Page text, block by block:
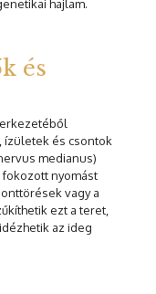
hajlam.
és
ízületek és csontok
medianus)
nyomást
vagy a
ezt a teret,
az ideg